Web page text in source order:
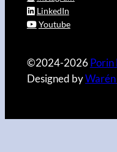
LinkedIn
Youtube
©2024-2026Porin
Designed by